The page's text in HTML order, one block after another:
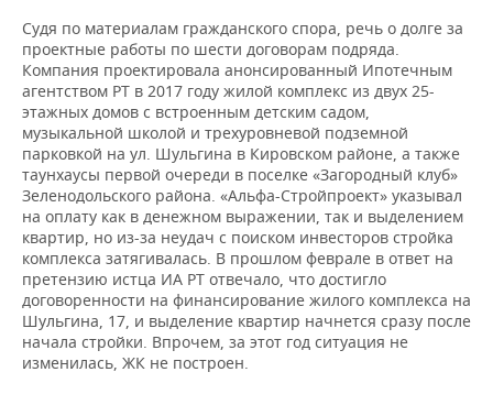
Судя по материалам гражданского спора, речь о долге за
проектные работы по шести договорам подряда.
Компания проектировала анонсированный Ипотечным
агентством РТ в 2017 году жилой комплекс из двух 25-
этажных домов с встроенным детским садом,
музыкальной школой и трехуровневой подземной
парковкой на ул. Шульгина в Кировском районе, а также
таунхаусы первой очереди в поселке «Загородный клуб»
Зеленодольского района. «Альфа-Стройпроект» указывал
на оплату как в денежном выражении, так и выделением
квартир, но из-за неудач с поиском инвесторов стройка
комплекса затягивалась. В прошлом феврале в ответ на
претензию истца ИА РТ отвечало, что достигло
договоренности на финансирование жилого комплекса на
Шульгина, 17, и выделение квартир начнется сразу после
начала стройки. Впрочем, за этот год ситуация не
изменилась, ЖК не построен.